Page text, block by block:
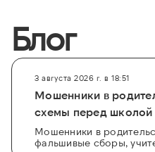
Блог
3 августа 2026 г. в 18:51
Мошенники в
схемы перед школой
Мошенники в
фальшивые сборы,